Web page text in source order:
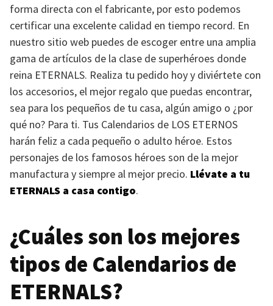
forma directa con el fabricante, por esto podemos
certificar una excelente calidad en tiempo record. En
nuestro sitio web puedes de escoger entre una amplia
gama de artículos de la clase de superhéroes donde
reina ETERNALS. Realiza tu pedido hoy y diviértete con
los accesorios, el mejor regalo que puedas encontrar,
sea para los pequeños de tu casa, algún amigo o ¿por
qué no? Para ti. Tus Calendarios de LOS ETERNOS
harán feliz a cada pequeño o adulto héroe. Estos
personajes de los famosos héroes son de la mejor
manufactura y siempre al mejor precio. Llévate a tu
ETERNALS a casa contigo.
¿Cuáles son los mejores
tipos de Calendarios de
ETERNALS?